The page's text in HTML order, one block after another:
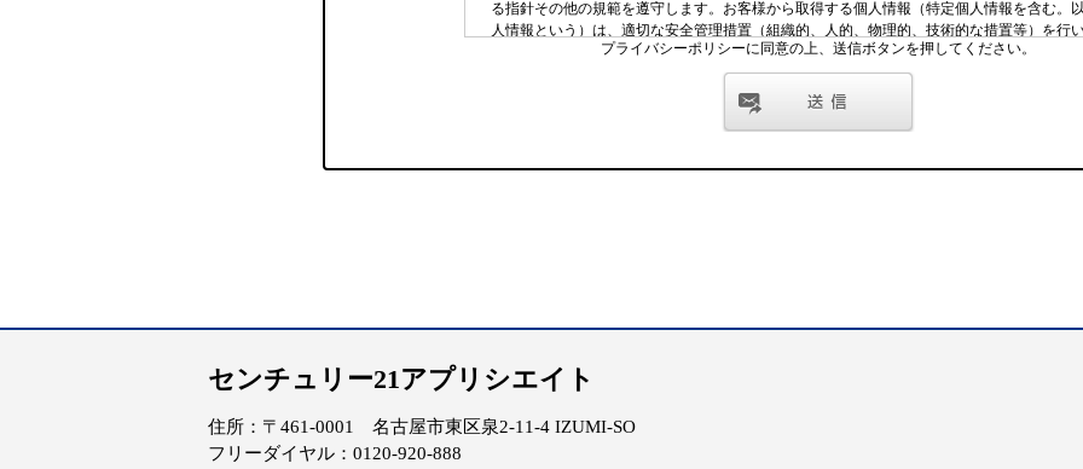
プライバシーポリシーに同意の上、送信ボタンを押してください。
センチュリー21アプリシエイト
住所：〒461-0001 名古屋市東区泉2-11-4 IZUMI-SO
フリーダイヤル：0120-920-888